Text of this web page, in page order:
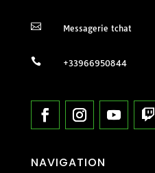
 Messagerie tchat
 +33966950844
NAVIGATION